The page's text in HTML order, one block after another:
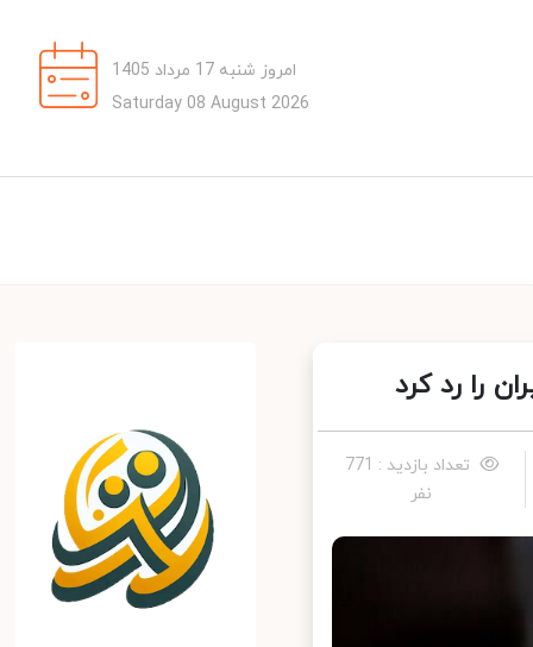
امروز شنبه 17 مرداد 1405
Saturday 08 August 2026
را رد کرد
تعداد بازدید : 771
نفر